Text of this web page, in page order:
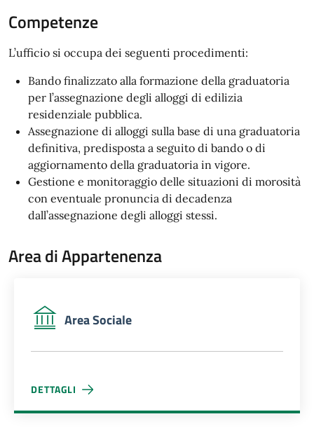
Competenze
L’ufficio si occupa dei seguenti procedimenti:
Bando finalizzato alla formazione della graduatoria
per l’assegnazione degli alloggi di edilizia
residenziale pubblica.
Assegnazione di alloggi sulla base di una graduatoria
definitiva, predisposta a seguito di bando o di
aggiornamento della graduatoria in vigore.
Gestione e monitoraggio delle situazioni di morosità
con eventuale pronuncia di decadenza
dall’assegnazione degli alloggi stessi.
Area di Appartenenza
Area Sociale
DETTAGLI
AREA SOCIALE